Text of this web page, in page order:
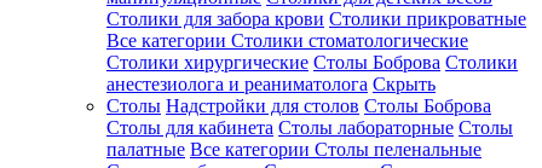
Столики для забора крови Столики прикроватные
Все категории Столики стоматологические
Столики хирургические Столы Боброва Столики
анестезиолога и реаниматолога Скрыть
Столы Надстройки для столов Столы Боброва
Столы для кабинета Столы лабораторные Столы
палатные Все категории Столы пеленальные